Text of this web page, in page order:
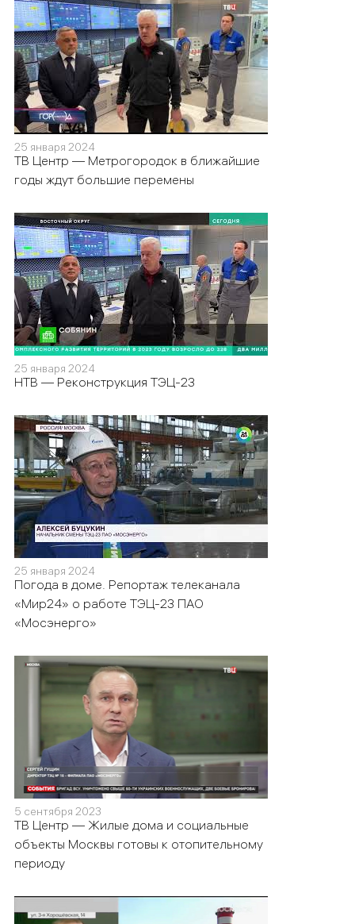
25 января 2024
ТВ Центр — Метрогородок в ближайшие
годы ждут большие перемены
25 января 2024
НТВ — Реконструкция ТЭЦ-23
25 января 2024
Погода в доме. Репортаж телеканала
«Мир24» о работе ТЭЦ-23 ПАО
«Мосэнерго»
5 сентября 2023
ТВ Центр — Жилые дома и социальные
объекты Москвы готовы к отопительному
периоду